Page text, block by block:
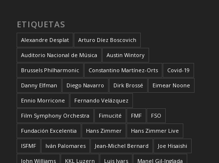
ETIQUETAS
Alexandre Desplat Arturo Díez Boscovich
Auditorio Nacional de Música Austin Wintory
Brussels Philharmonic Constantino Martínez-Orts Covid-19
Danny Elfman Diego Navarro Dirk Brossé Eimear Noone
Ennio Morricone Fernando Velázquez
Film Symphony Orchestra Fimucité FMF FSO
Fundación Excelentia Hans Zimmer Hans Zimmer Live
ISFMF Iván Palomares Jean-Michel Bernard Joe Hisaishi
John Williams KKL Luzern Luis Ivars Manel Gil-Inglada